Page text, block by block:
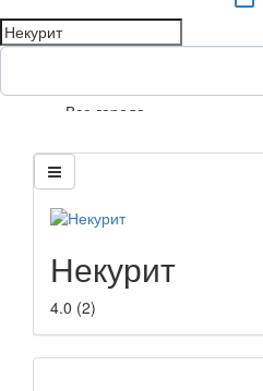
Все города
Некурит
4.0 (2)